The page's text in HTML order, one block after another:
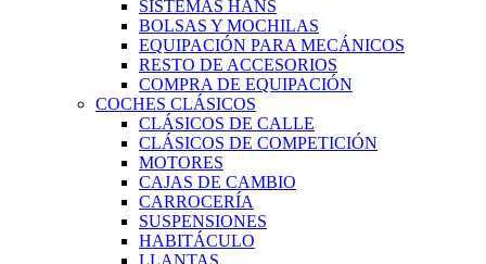
SISTEMAS HANS
BOLSAS Y MOCHILAS
EQUIPACIÓN PARA MECÁNICOS
RESTO DE ACCESORIOS
COMPRA DE EQUIPACIÓN
COCHES CLÁSICOS
CLÁSICOS DE CALLE
CLÁSICOS DE COMPETICIÓN
MOTORES
CAJAS DE CAMBIO
CARROCERÍA
SUSPENSIONES
HABITÁCULO
LLANTAS